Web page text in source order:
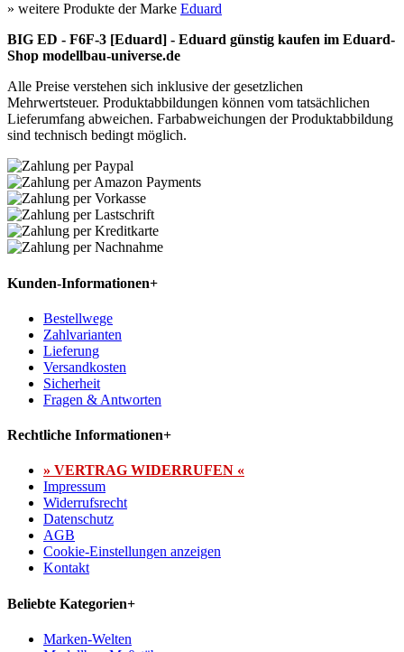
» weitere Produkte der Marke Eduard
BIG ED - F6F-3 [Eduard] - Eduard günstig kaufen im Eduard-
Shop modellbau-universe.de
Alle Preise verstehen sich inklusive der gesetzlichen
Mehrwertsteuer. Produktabbildungen können vom tatsächlichen
Lieferumfang abweichen. Farbabweichungen der Produktabbildung
sind technisch bedingt möglich.
Kunden-Informationen+
Bestellwege
Zahlvarianten
Lieferung
Versandkosten
Sicherheit
Fragen & Antworten
Rechtliche Informationen+
» VERTRAG WIDERRUFEN «
Impressum
Widerrufsrecht
Datenschutz
AGB
Cookie-Einstellungen anzeigen
Kontakt
Beliebte Kategorien+
Marken-Welten